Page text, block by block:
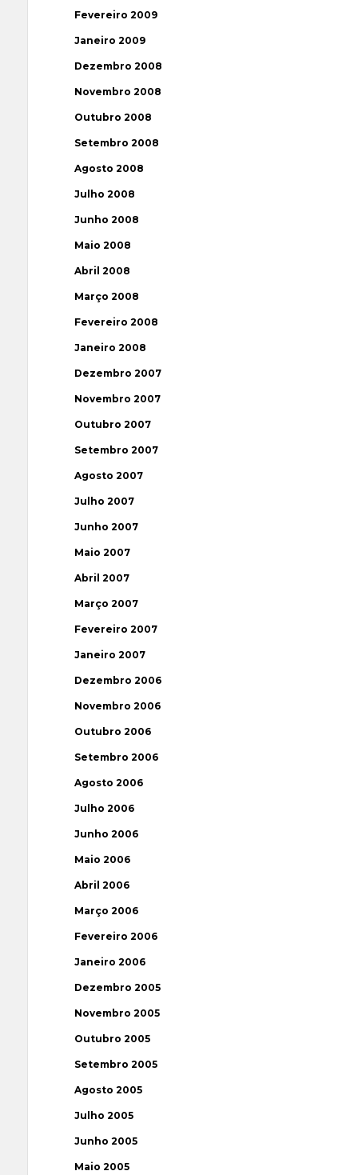
Fevereiro 2009
Janeiro 2009
Dezembro 2008
Novembro 2008
Outubro 2008
Setembro 2008
Agosto 2008
Julho 2008
Junho 2008
Maio 2008
Abril 2008
Março 2008
Fevereiro 2008
Janeiro 2008
Dezembro 2007
Novembro 2007
Outubro 2007
Setembro 2007
Agosto 2007
Julho 2007
Junho 2007
Maio 2007
Abril 2007
Março 2007
Fevereiro 2007
Janeiro 2007
Dezembro 2006
Novembro 2006
Outubro 2006
Setembro 2006
Agosto 2006
Julho 2006
Junho 2006
Maio 2006
Abril 2006
Março 2006
Fevereiro 2006
Janeiro 2006
Dezembro 2005
Novembro 2005
Outubro 2005
Setembro 2005
Agosto 2005
Julho 2005
Junho 2005
Maio 2005